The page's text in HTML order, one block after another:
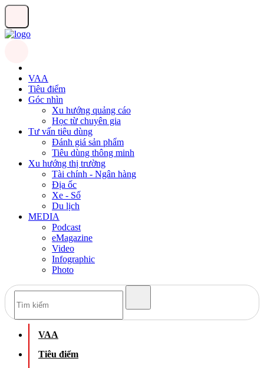
VAA
Tiêu điểm
Góc nhìn
Xu hướng quảng cáo
Học từ chuyên gia
Tư vấn tiêu dùng
Đánh giá sản phẩm
Tiêu dùng thông minh
Xu hướng thị trường
Tài chính - Ngân hàng
Địa ốc
Xe - Số
Du lịch
MEDIA
Podcast
eMagazine
Video
Infographic
Photo
VAA
Tiêu điểm